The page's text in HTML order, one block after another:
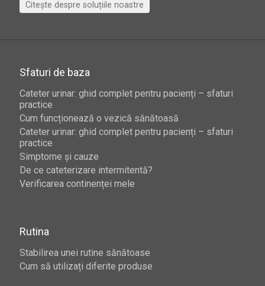
Citește despre soluțiile noastre
Sfaturi de baza
Cateter urinar: ghid complet pentru pacienți – sfaturi
practice
Cum funcționează o vezică sănătoasă
Cateter urinar: ghid complet pentru pacienți – sfaturi
practice
Simptome și cauze
De ce cateterizare intermitentă?
Verificarea continenței mele
Rutina
Stabilirea unei rutine sănătoase
Cum să utilizați diferite produse